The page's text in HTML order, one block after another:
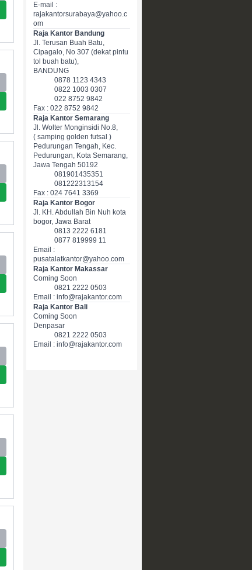
E-mail :
rajakantorsurabaya@yahoo.c
om
Raja Kantor Bandung
Jl. Terusan Buah Batu,
Cipagalo, No 307 (dekat pintu
tol buah batu),
BANDUNG
0878 1123 4343
0822 1003 0307
022 8752 9842
Fax : 022 8752 9842
Raja Kantor Semarang
Jl. Wolter Monginsidi No.8,
( samping golden futsal )
Pedurungan Tengah, Kec.
Pedurungan, Kota Semarang,
Jawa Tengah 50192
081901435351
081222313154
Fax : 024 7641 3369
Raja Kantor Bogor
Jl. KH. Abdullah Bin Nuh kota
bogor, Jawa Barat
0813 2222 6181
0877 819999 11
Email :
pusatalatkantor@yahoo.com
Raja Kantor Makassar
Coming Soon
0821 2222 0503
Email : info@rajakantor.com
Raja Kantor Bali
Coming Soon
Denpasar
0821 2222 0503
Email : info@rajakantor.com